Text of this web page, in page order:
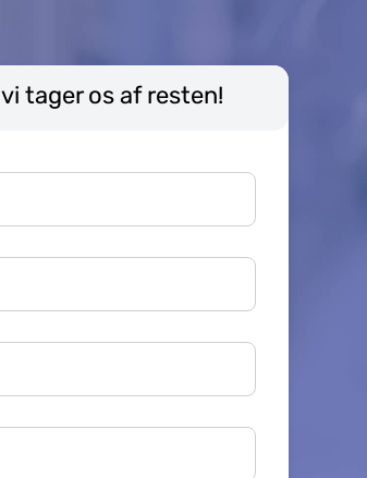
vi tager os af resten!